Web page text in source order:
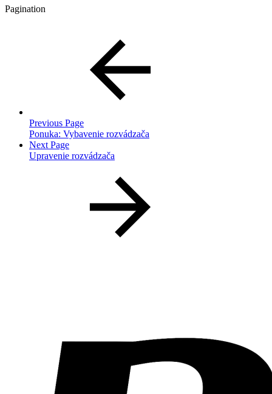
Pagination
Previous Page
Ponuka: Vybavenie rozvádzača
Next Page
Upravenie rozvádzača